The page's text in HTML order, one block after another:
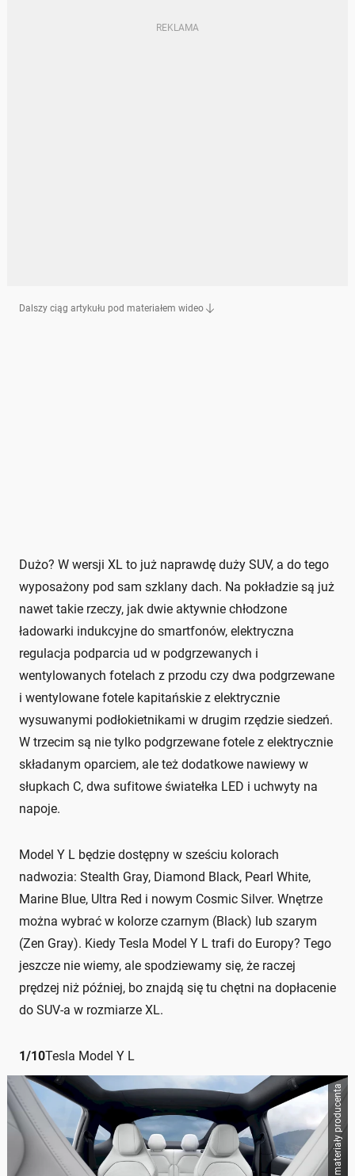
Dalszy ciąg artykułu pod materiałem wideo
Dużo? W wersji XL to już naprawdę duży SUV, a do tego
wyposażony pod sam szklany dach. Na pokładzie są już
nawet takie rzeczy, jak dwie aktywnie chłodzone
ładowarki indukcyjne do smartfonów, elektryczna
regulacja podparcia ud w podgrzewanych i
wentylowanych fotelach z przodu czy dwa podgrzewane
i wentylowane fotele kapitańskie z elektrycznie
wysuwanymi podłokietnikami w drugim rzędzie siedzeń.
W trzecim są nie tylko podgrzewane fotele z elektrycznie
składanym oparciem, ale też dodatkowe nawiewy w
słupkach C, dwa sufitowe światełka LED i uchwyty na
napoje.
Model Y L będzie dostępny w sześciu kolorach
nadwozia: Stealth Gray, Diamond Black, Pearl White,
Marine Blue, Ultra Red i nowym Cosmic Silver. Wnętrze
można wybrać w kolorze czarnym (Black) lub szarym
(Zen Gray). Kiedy Tesla Model Y L trafi do Europy? Tego
jeszcze nie wiemy, ale spodziewamy się, że raczej
prędzej niż później, bo znajdą się tu chętni na dopłacenie
do SUV-a w rozmiarze XL.
1/10Tesla Model Y L
materiały producenta